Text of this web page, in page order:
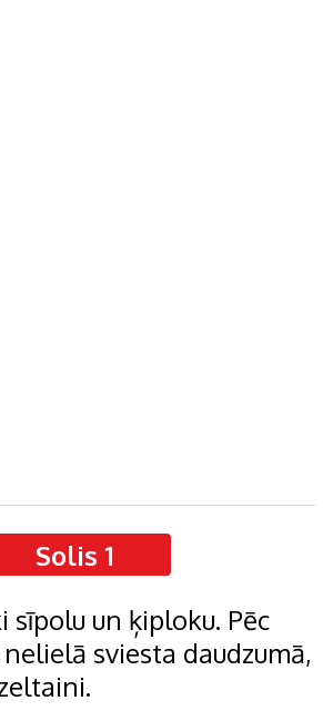
Solis 1
sīpolu un ķiploku. Pēc
sviesta daudzumā,